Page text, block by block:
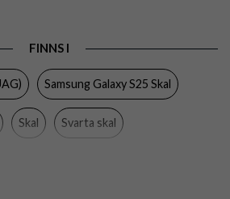
MagSafe-kompatibel, Stöttålig
Svart
Hårdplast (PC), Kevlar, Mjukplast (TPU)
Urban Armor Gear (UAG)
FINNS I
Samsung Galaxy S25 Skal
Skal Svarta skal